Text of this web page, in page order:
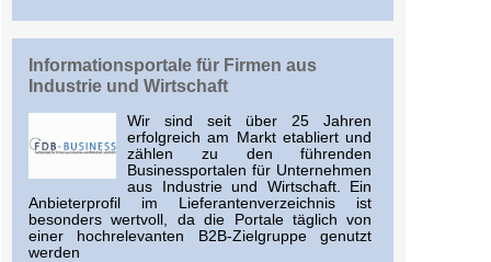
Informationsportale für Firmen aus
Industrie und Wirtschaft
Wir sind seit über 25 Jahren
erfolgreich am Markt etabliert und
zählen zu den führenden
Businessportalen für Unternehmen
aus Industrie und Wirtschaft. Ein
Anbieterprofil im Lieferantenverzeichnis ist
besonders wertvoll, da die Portale täglich von
einer hochrelevanten B2B-Zielgruppe genutzt
werden